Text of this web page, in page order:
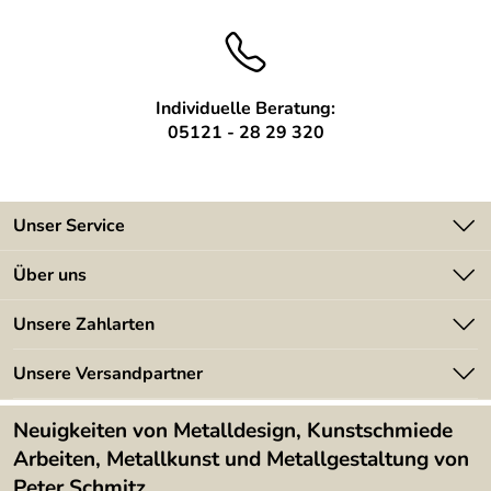
Individuelle Beratung:
05121 - 28 29 320
Unser Service
Kontakt
Kundeninformationen
Newsletter
Lieferbedingungen
Über uns
Angebote
Kundenbewertungen (394)
4,9/5
Unsere Zahlarten
Unsere Versandpartner
Neuigkeiten von Metalldesign, Kunstschmiede
Arbeiten, Metallkunst und Metallgestaltung von